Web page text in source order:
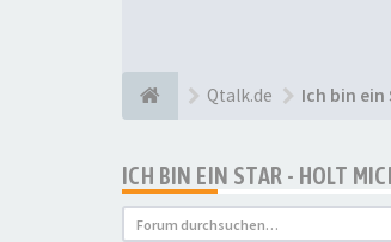
Qtalk.de Ich bin ein
ICH BIN EIN STAR - HOLT